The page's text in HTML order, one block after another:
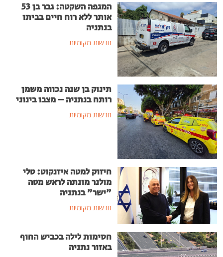
המגפה השקטה: גבר בן 53
אותר ללא רוח חיים בביתו
בנתניה
חדשות מקומיות
תינוק בן שנה נכווה משמן
רותח בנתניה – מצבו בינוני
חדשות מקומיות
חיזוק למטה איזנקוט: טלי
מולנר מונתה לראש מטה
"ישר" בנתניה
חדשות מקומיות
חסימות לילה בכביש החוף
באזור נתניה